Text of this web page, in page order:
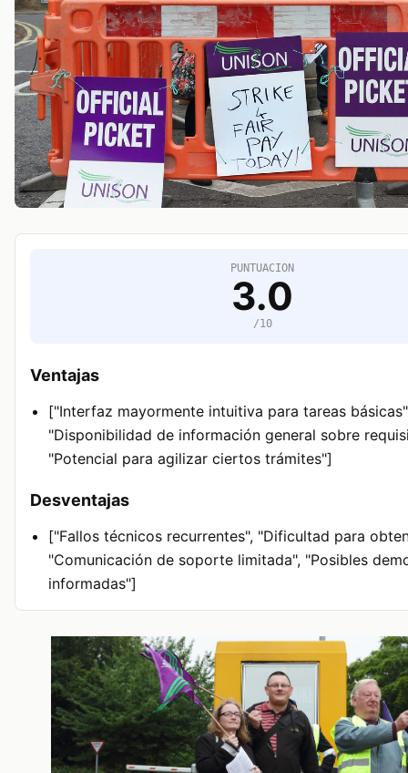
PUNTUACION
3.0
/10
Ventajas
["Interfaz mayormente intuitiva para tareas
"Disponibilidad de información general sobre
"Potencial para agilizar ciertos trámites"]
Desventajas
["Fallos técnicos recurrentes", "Dificultad para
"Comunicación de soporte limitada", "Posibles
informadas"]